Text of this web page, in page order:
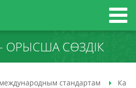
ОРЫСША СӨЗДІК
стандартам